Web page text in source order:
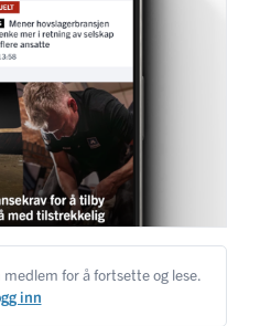
medlem for å fortsette og lese.
inn